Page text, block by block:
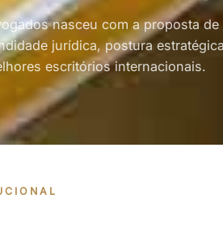
nasceu com a proposta
jurídica, postura
escritórios internacionais.